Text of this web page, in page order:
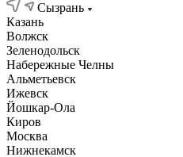
Сызрань
Казань
Волжск
Зеленодольск
Набережные Челны
Альметьевск
Ижевск
Йошкар-Ола
Киров
Москва
Нижнекамск